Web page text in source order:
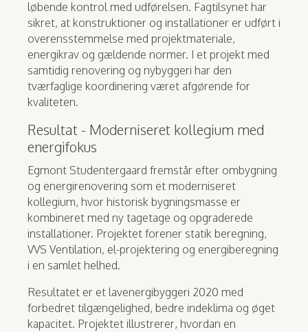
løbende kontrol med udførelsen. Fagtilsynet har
sikret, at konstruktioner og installationer er udført i
overensstemmelse med projektmateriale,
energikrav og gældende normer. I et projekt med
samtidig renovering og nybyggeri har den
tværfaglige koordinering været afgørende for
kvaliteten.
Resultat - Moderniseret kollegium med
energifokus
Egmont Studentergaard fremstår efter ombygning
og energirenovering som et moderniseret
kollegium, hvor historisk bygningsmasse er
kombineret med ny tagetage og opgraderede
installationer. Projektet forener statik beregning,
VVS Ventilation, el-projektering og energiberegning
i en samlet helhed.
Resultatet er et lavenergibyggeri 2020 med
forbedret tilgængelighed, bedre indeklima og øget
kapacitet. Projektet illustrerer, hvordan en